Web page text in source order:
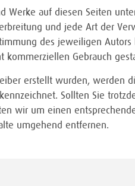
Werke auf diesen Seiten
und jede Art der
des jeweiligen Autors
kommerziellen Gebrauch
erstellt wurden, werden
Sollten Sie
wir um einen
umgehend entfernen.